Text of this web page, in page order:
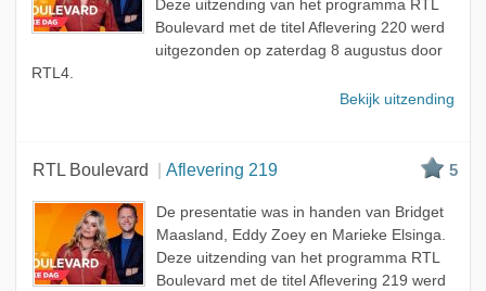
Deze uitzending van het programma RTL
Boulevard met de titel Aflevering 220 werd
uitgezonden op zaterdag 8 augustus door
RTL4.
Bekijk uitzending
RTL Boulevard Aflevering 219 5
De presentatie was in handen van Bridget
Maasland, Eddy Zoey en Marieke Elsinga.
Deze uitzending van het programma RTL
Boulevard met de titel Aflevering 219 werd